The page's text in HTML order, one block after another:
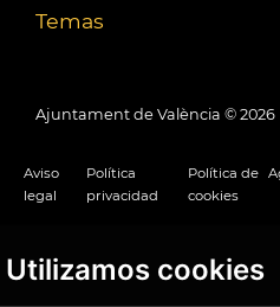
Utilizamos cookies
Temas
Ajuntament de València © 2026
Aviso
legal
Política
privacidad
Política de
cookies